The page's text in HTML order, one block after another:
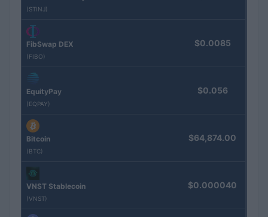
(STINJ)
FibSwap DEX
(FIBO)
$0.0085
EquityPay
(EQPAY)
$0.056
Bitcoin
(BTC)
$64,874.00
VNST Stablecoin
(VNST)
$0.000040